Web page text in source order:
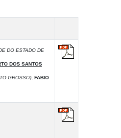
DO ESTADO DE
DOS SANTOS
GROSSO); FABIO